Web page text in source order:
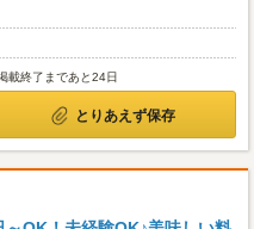
載終了まであと24日
とりあえず保存